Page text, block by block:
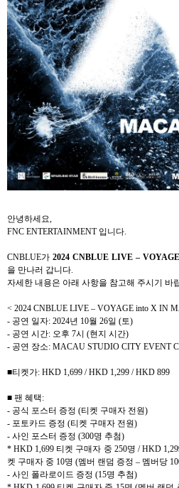
안녕하세요
FNC ENTERTAINMENT 입니다
CNBLUE가 2024 CNBLUE LIVE –
을 만나러 갑니다
자세한 내용은 아래 사항을 참고해 주시기 바
< 2024 CNBLUE LIVE – VOYAGE into X IN
- 공연 일자: 2024년 10월 26일 (토)
- 공연 시간: 오후 7시 (현지 시간)
- 공연 장소: MACAU STUDIO CITY EVENT
■티켓가: HKD 1,699 / HKD 1,299 / HKD 899
■ 팬 혜택:
- 공식 포스터 증정 (티켓 구매자 전원)
- 포토카드 증정 (티켓 구매자 전원)
- 사인 포스터 증정 (300명 추첨)
* HKD 1,699 티켓 구매자 중 250명 / HKD
켓 구매자 중 10명 (멤버 랜덤 증정 – 멤버당
- 사인 폴라로이드 증정 (15명 추첨)